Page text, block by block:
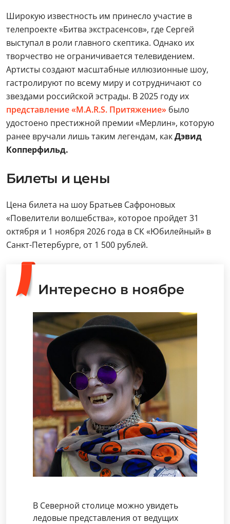
Широкую известность им принесло участие в
телепроекте «Битва экстрасенсов», где Сергей
выступал в роли главного скептика. Однако их
творчество не ограничивается телевидением.
Артисты создают масштабные иллюзионные шоу,
гастролируют по всему миру и сотрудничают со
звездами российской эстрады. В 2025 году их
представление «M.A.R.S. Притяжение» было
удостоено престижной премии «Мерлин», которую
ранее вручали лишь таким легендам, какДэвид
Копперфильд.
Билеты и цены
Цена билета на шоу Братьев Сафроновых
«Повелители волшебства», которое пройдет 31
октября и 1 ноября 2026 года в СК «Юбилейный» в
Санкт-Петербурге, от 1 500 рублей.
Интересно в ноябре
В Северной столице можно увидеть
ледовые представления от ведущих